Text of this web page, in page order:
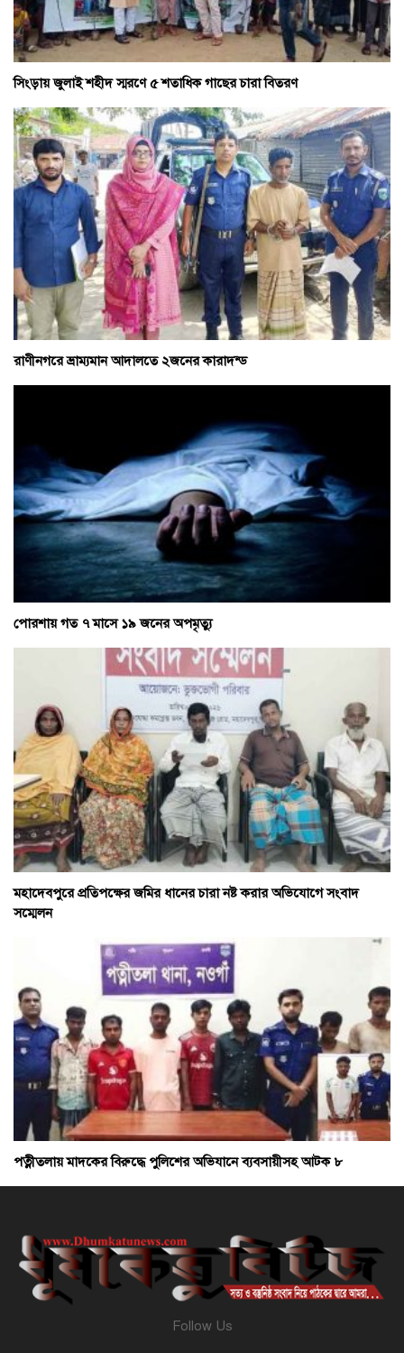
সিংড়ায় জুলাই শহীদ স্মরণে ৫ শতাধিক গাছের চারা বিতরণ
রাণীনগরে ভ্রাম্যমান আদালতে ২জনের কারাদন্ড
পোরশায় গত ৭ মাসে ১৯ জনের অপমৃত্যু
মহাদেবপুরে প্রতিপক্ষের জমির ধানের চারা নষ্ট করার অভিযোগে সংবাদ
সম্মেলন
পত্নীতলায় মাদকের বিরুদ্ধে পুলিশের অভিযানে ব্যবসায়ীসহ আটক ৮
Follow Us